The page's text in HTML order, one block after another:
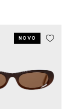
NOVO